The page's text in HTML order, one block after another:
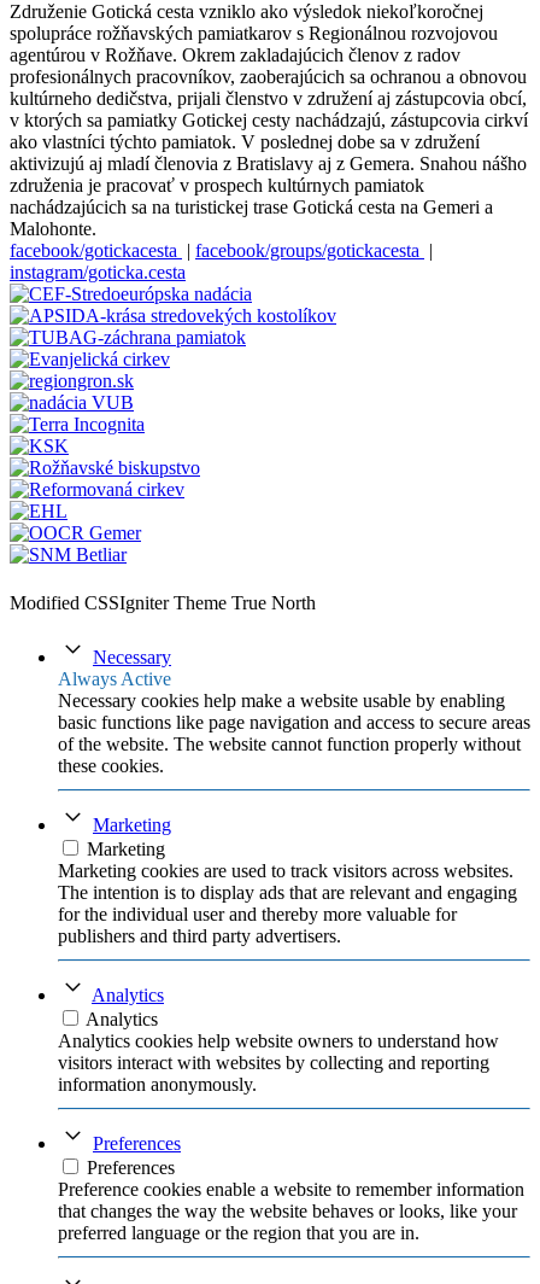
Združenie Gotická cesta vzniklo ako výsledok niekoľkoročnej
spolupráce rožňavských pamiatkarov s Regionálnou rozvojovou
agentúrou v Rožňave. Okrem zakladajúcich členov z radov
profesionálnych pracovníkov, zaoberajúcich sa ochranou a obnovou
kultúrneho dedičstva, prijali členstvo v združení aj zástupcovia obcí,
v ktorých sa pamiatky Gotickej cesty nachádzajú, zástupcovia cirkví
ako vlastníci týchto pamiatok. V poslednej dobe sa v združení
aktivizujú aj mladí členovia z Bratislavy aj z Gemera. Snahou nášho
združenia je pracovať v prospech kultúrnych pamiatok
nachádzajúcich sa na turistickej trase Gotická cesta na Gemeri a
Malohonte.
facebook/gotickacesta | facebook/groups/gotickacesta |
instagram/goticka.cesta
Modified CSSIgniter Theme True North
Necessary
Always Active
Necessary cookies help make a website usable by enabling
basic functions like page navigation and access to secure areas
of the website. The website cannot function properly without
these cookies.
Marketing
Marketing
Marketing cookies are used to track visitors across websites.
The intention is to display ads that are relevant and engaging
for the individual user and thereby more valuable for
publishers and third party advertisers.
Analytics
Analytics
Analytics cookies help website owners to understand how
visitors interact with websites by collecting and reporting
information anonymously.
Preferences
Preferences
Preference cookies enable a website to remember information
that changes the way the website behaves or looks, like your
preferred language or the region that you are in.